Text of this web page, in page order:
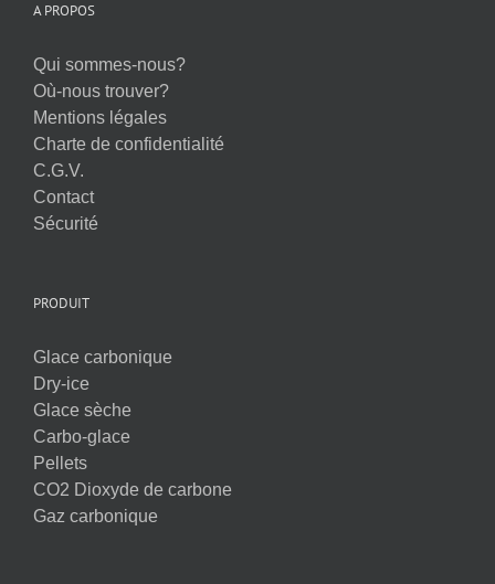
A PROPOS
Qui sommes-nous?
Où-nous trouver?
Mentions légales
Charte de confidentialité
C.G.V.
Contact
Sécurité
PRODUIT
Glace carbonique
Dry-ice
Glace sèche
Carbo-glace
Pellets
CO2 Dioxyde de carbone
Gaz carbonique